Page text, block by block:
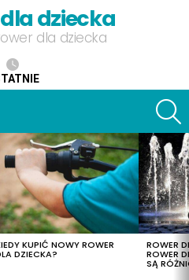
dziecka
dla dziecka
KUPIĆ NOWY ROWER
DZIECKA?
ROWER
ROWER
SĄ